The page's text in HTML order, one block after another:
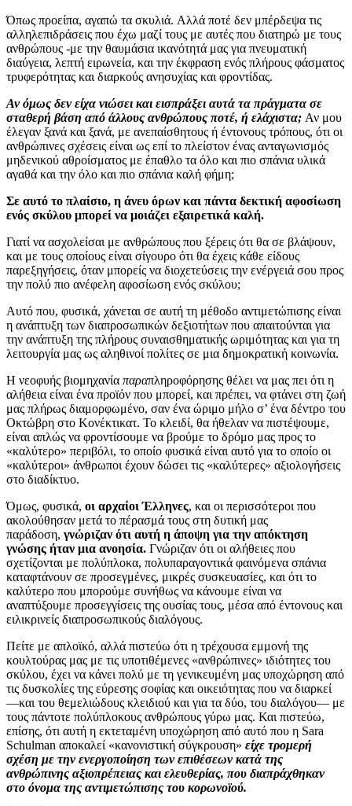
Όπως προείπα, αγαπώ τα σκυλιά. Αλλά ποτέ δεν μπέρδεψα τις
αλληλεπιδράσεις που έχω μαζί τους με αυτές που διατηρώ με τους
ανθρώπους -με την θαυμάσια ικανότητά μας για πνευματική
διαύγεια, λεπτή ειρωνεία, και την έκφραση ενός πλήρους φάσματος
τρυφερότητας και διαρκούς ανησυχίας και φροντίδας.
Αν όμως δεν είχα νιώσει και εισπράξει αυτά τα πράγματα σε
σταθερή βάση από άλλους ανθρώπους ποτέ, ή ελάχιστα; Αν μου
έλεγαν ξανά και ξανά, με ανεπαίσθητους ή έντονους τρόπους, ότι οι
ανθρώπινες σχέσεις είναι ως επί το πλείστον ένας ανταγωνισμός
μηδενικού αθροίσματος με έπαθλο τα όλο και πιο σπάνια υλικά
αγαθά και την όλο και πιο σπάνια καλή φήμη;
Σε αυτό το πλαίσιο, η άνευ όρων και πάντα δεκτική αφοσίωση
ενός σκύλου μπορεί να μοιάζει εξαιρετικά καλή.
Γιατί να ασχολείσαι με ανθρώπους που ξέρεις ότι θα σε βλάψουν,
και με τους οποίους είναι σίγουρο ότι θα έχεις κάθε είδους
παρεξηγήσεις, όταν μπορείς να διοχετεύσεις την ενέργειά σου προς
την πολύ πιο ανέφελη αφοσίωση ενός σκύλου;
Αυτό που, φυσικά, χάνεται σε αυτή τη μέθοδο αντιμετώπισης είναι
η ανάπτυξη των διαπροσωπικών δεξιοτήτων που απαιτούνται για
την ανάπτυξη της πλήρους συναισθηματικής ωριμότητας και για τη
λειτουργία μας ως αληθινοί πολίτες σε μια δημοκρατική κοινωνία.
Η νεοφυής βιομηχανία παραπληροφόρησης θέλει να μας πει ότι η
αλήθεια είναι ένα προϊόν που μπορεί, και πρέπει, να φτάνει στη ζωή
μας πλήρως διαμορφωμένο, σαν ένα ώριμο μήλο σ’ ένα δέντρο του
Οκτώβρη στο Κονέκτικατ. Το κλειδί, θα ήθελαν να πιστέψουμε,
είναι απλώς να φροντίσουμε να βρούμε το δρόμο μας προς το
«καλύτερο» περιβόλι, το οποίο φυσικά είναι αυτό για το οποίο οι
«καλύτεροι» άνθρωποι έχουν δώσει τις «καλύτερες» αξιολογήσεις
στο διαδίκτυο.
Όμως, φυσικά, οι αρχαίοι Έλληνες, και οι περισσότεροι που
ακολούθησαν μετά το πέρασμά τους στη δυτική μας
παράδοση, γνώριζαν ότι αυτή η άποψη για την απόκτηση
γνώσης ήταν μια ανοησία. Γνώριζαν ότι οι αλήθειες που
σχετίζονται με πολύπλοκα, πολυπαραγοντικά φαινόμενα σπάνια
καταφτάνουν σε προσεγμένες, μικρές συσκευασίες, και ότι το
καλύτερο που μπορούμε συνήθως να κάνουμε είναι να
αναπτύξουμε προσεγγίσεις της ουσίας τους, μέσα από έντονους και
ειλικρινείς διαπροσωπικούς διαλόγους.
Πείτε με απλοϊκό, αλλά πιστεύω ότι η τρέχουσα εμμονή της
κουλτούρας μας με τις υποτιθέμενες «ανθρώπινες» ιδιότητες του
σκύλου, έχει να κάνει πολύ με τη γενικευμένη μας υποχώρηση από
τις δυσκολίες της εύρεσης σοφίας και οικειότητας που να διαρκεί
—και του θεμελιώδους κλειδιού και για τα δύο, του διαλόγου— με
τους πάντοτε πολύπλοκους ανθρώπους γύρω μας. Και πιστεύω,
επίσης, ότι αυτή η εκτεταμένη υποχώρηση από αυτό που η Sara
Schulman αποκαλεί «κανονιστική σύγκρουση» είχε τρομερή
σχέση με την ενεργοποίηση των επιθέσεων κατά της
ανθρώπινης αξιοπρέπειας και ελευθερίας, που διαπράχθηκαν
στο όνομα της αντιμετώπισης του κορωνοϊού.